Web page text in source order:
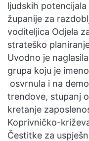
ljudskih
županije za
voditeljica Odjela
strateško
Uvodno je
grupa koju je
osvrnula i na
trendove, stupanj
kretanje
Koprivničko-
Čestitke za